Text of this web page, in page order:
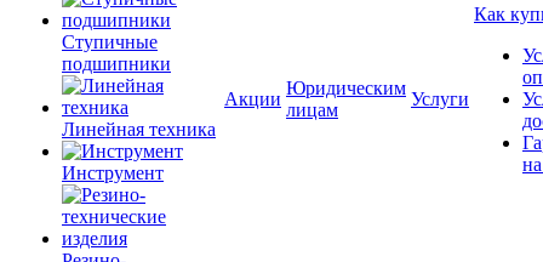
Ступичные
подшипники
Линейная техника
Инструмент
Акции
Юридическим
лицам
Услуги
Как